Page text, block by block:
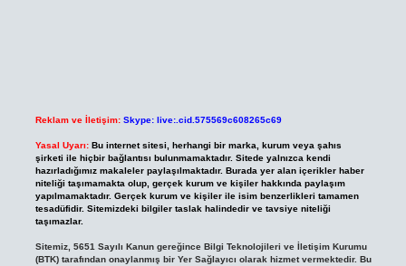
Reklam ve İletişim: Skype: live:.cid.575569c608265c69
Yasal Uyarı: Bu internet sitesi, herhangi bir marka, kurum veya şahıs
şirketi ile hiçbir bağlantısı bulunmamaktadır. Sitede yalnızca kendi
hazırladığımız makaleler paylaşılmaktadır. Burada yer alan içerikler haber
niteliği taşımamakta olup, gerçek kurum ve kişiler hakkında paylaşım
yapılmamaktadır. Gerçek kurum ve kişiler ile isim benzerlikleri tamamen
tesadüfidir. Sitemizdeki bilgiler taslak halindedir ve tavsiye niteliği
taşımazlar.
Sitemiz, 5651 Sayılı Kanun gereğince Bilgi Teknolojileri ve İletişim Kurumu
(BTK) tarafından onaylanmış bir Yer Sağlayıcı olarak hizmet vermektedir. Bu